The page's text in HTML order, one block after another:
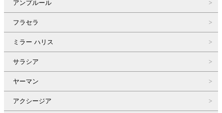
アンプルール
フラセラ
ミラー ハリス
サラシア
ヤーマン
アクシージア